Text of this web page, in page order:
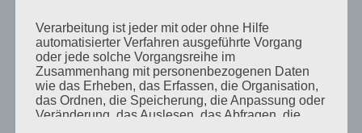
September 2010
August 2010
Juli 2010
Juni 2010
Verarbeitung ist jeder mit oder ohne Hilfe
automatisierter Verfahren ausgeführte Vorgang
oder jede solche Vorgangsreihe im
Zusammenhang mit personenbezogenen Daten
wie das Erheben, das Erfassen, die Organisation,
das Ordnen, die Speicherung, die Anpassung oder
Veränderung, das Auslesen, das Abfragen, die